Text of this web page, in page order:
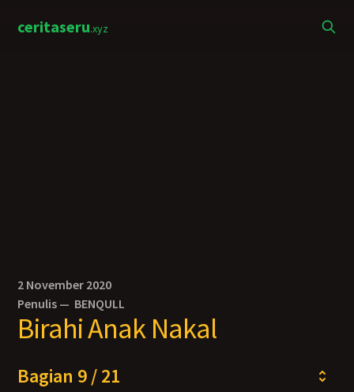
ceritaseru.xyz
2 November 2020
Penulis — BENQULL
Birahi Anak Nakal
Bagian 9 / 21